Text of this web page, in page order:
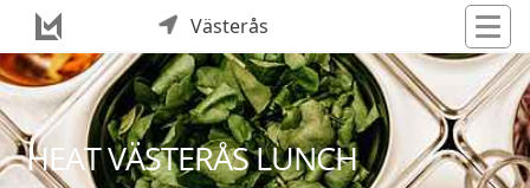
Västerås
HEAT VÄSTERÅS LUNCH